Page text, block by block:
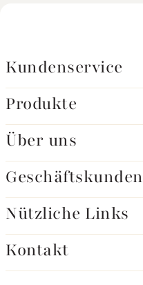
Kundenservice
Produkte
Über uns
Geschäftskunden
Nützliche Links
Kontakt